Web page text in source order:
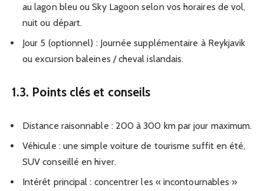
au lagon bleu ou Sky Lagoon selon vos horaires de vol,
nuit ou départ.
Jour 5 (optionnel) : Journée supplémentaire à Reykjavik
ou excursion baleines / cheval islandais.
1.3. Points clés et conseils
Distance raisonnable : 200 à 300 km par jour maximum.
Véhicule : une simple voiture de tourisme suffit en été,
SUV conseillé en hiver.
Intérêt principal : concentrer les « incontournables »